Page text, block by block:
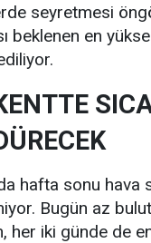
seyretmesi
beklenen en
hafta sonu hava
Bugün az
her iki günde de